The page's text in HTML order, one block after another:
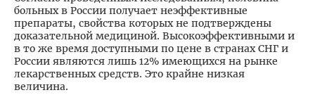
больных в России получает неэффективные
препараты, свойства которых не подтверждены
доказательной медициной. Высокоэффективными и
в то же время доступными по цене в странах СНГ и
России являются лишь 12% имеющихся на рынке
лекарственных средств. Это крайне низкая
величина.